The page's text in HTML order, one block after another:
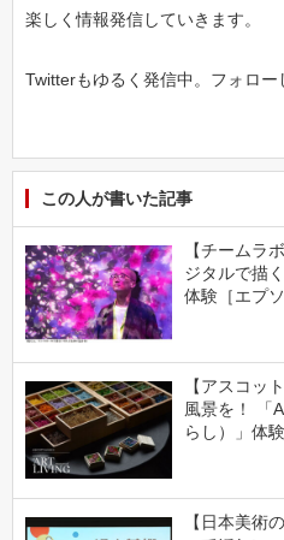
楽しく情報発信していきます。
Twitterもゆるく発信中。フォロ
この人が書いた記事
【チームラ
ジタルで描
体験［エプ
【アスコッ
風景を！ 「
らし）」体
【日本美術